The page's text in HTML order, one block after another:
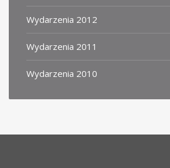
Wydarzenia 2012
Wydarzenia 2011
Wydarzenia 2010